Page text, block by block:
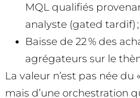
MQL qualifiés
analyste (gated tardif) ;
Baisse de 22 % des
agrégateurs sur le
La valeur n’est pas née du
mais d’une orchestration